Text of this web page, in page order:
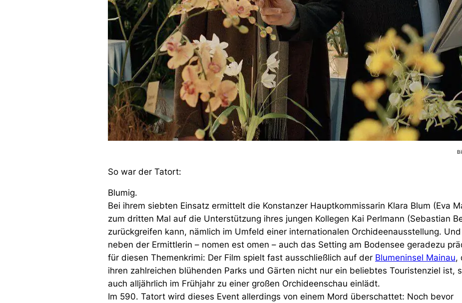
So war der Tatort:
Blumig.
Bei ihrem siebten Einsatz ermittelt die Konstanzer Hauptkommissarin Klara Blum (Eva
zum dritten Mal auf die Unterstützung ihres jungen Kollegen Kai Perlmann (Sebastian
zurückgreifen kann, nämlich im Umfeld einer internationalen Orchideenausstellung.
neben der Ermittlerin – nomen est omen – auch das Setting am Bodensee geradezu
für diesen Themenkrimi: Der Film spielt fast ausschließlich auf der Blumeninsel Mainau,
ihren zahlreichen blühenden Parks und Gärten nicht nur ein beliebtes Touristenziel ist,
auch alljährlich im Frühjahr zu einer großen Orchideenschau einlädt.
Im 590. Tatort wird dieses Event allerdings von einem Mord überschattet: Noch bevor